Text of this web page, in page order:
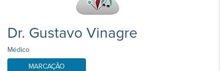
Dr. Gustavo Vinagre
Médico
MARCAÇÃO